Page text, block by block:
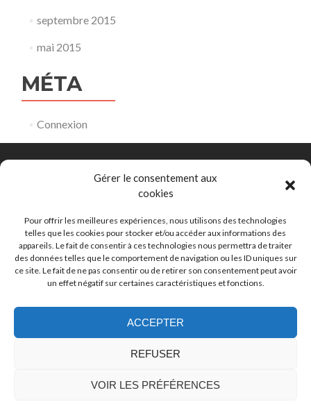
Gérer le consentement aux
cookies
Pour offrir les meilleures expériences, nous utilisons des technologies
telles que les cookies pour stocker et/ou accéder aux informations des
appareils. Le fait de consentir à ces technologies nous permettra de traiter
des données telles que le comportement de navigation ou les ID uniques sur
ce site. Le fait de ne pas consentir ou de retirer son consentement peut avoir
un effet négatif sur certaines caractéristiques et fonctions.
ACCEPTER
REFUSER
VOIR LES PRÉFÉRENCES
septembre 2015
mai 2015
MÉTA
Connexion
153 rue David Johnston 33000 Bordeaux
eaulibre@ffnatation33.org
LienLien
Copyright Comité Départemental de Natation de la